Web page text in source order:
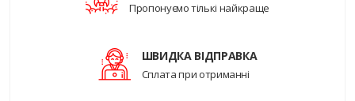
Пропонуємо тількі найкраще
ШВИДКА ВІДПРАВКА
Сплата при отриманні